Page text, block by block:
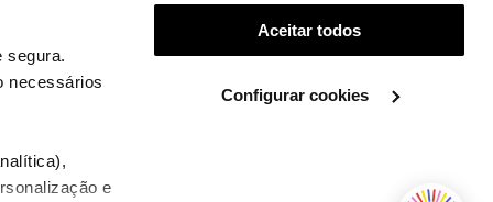
segura.
necessários
e
Aceitar todos
Configurar cookies